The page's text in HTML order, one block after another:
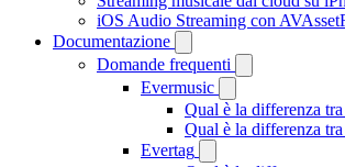
iOS Audio Streaming con
Documentazione
Domande frequenti
Evermusic
Qual è la differenza
Qual è la differenza
Evertag